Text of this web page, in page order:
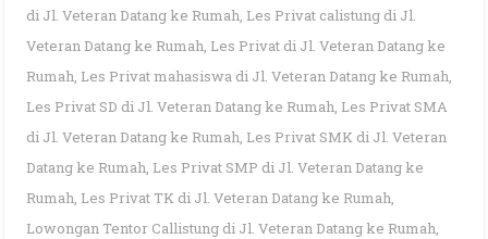
di Jl. Veteran Datang ke Rumah, Les Privat calistung di Jl.
Veteran Datang ke Rumah, Les Privat di Jl. Veteran Datang ke
Rumah, Les Privat mahasiswa di Jl. Veteran Datang ke Rumah,
Les Privat SD di Jl. Veteran Datang ke Rumah, Les Privat SMA
di Jl. Veteran Datang ke Rumah, Les Privat SMK di Jl. Veteran
Datang ke Rumah, Les Privat SMP di Jl. Veteran Datang ke
Rumah, Les Privat TK di Jl. Veteran Datang ke Rumah,
Lowongan Tentor Callistung di Jl. Veteran Datang ke Rumah,